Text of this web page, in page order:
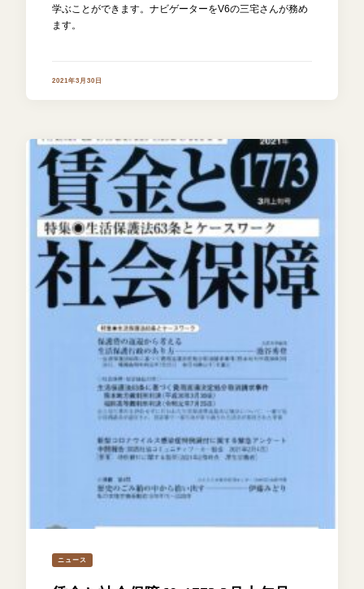
学ぶことができます。ナビゲーターをV6の三宅さんが務め
ます。
2021年3月30日
ニュース